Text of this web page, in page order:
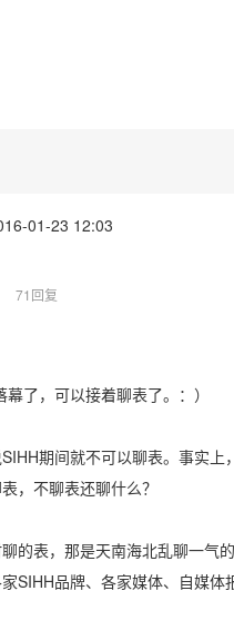
01-23 12:03
71回复
了，可以接着聊表了。：）
期间就不可以聊表。事实
，不聊表还聊什么？
的表，那是天南海北乱聊一气
SIHH品牌、各家媒体、自媒